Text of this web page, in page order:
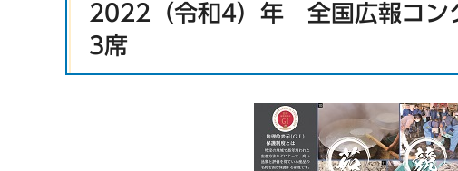
2022（令和4）年 全国広報コン
3席